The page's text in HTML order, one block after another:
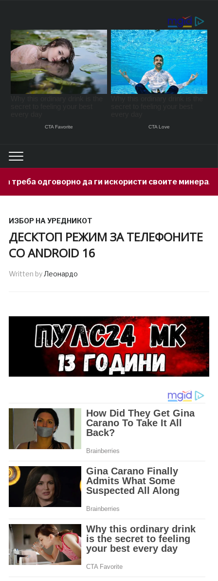
да ги искористи своите минерални богатства
ИЗБОР НА УРЕДНИКОТ
ДЕСКТОП РЕЖИМ ЗА ТЕЛЕФОНИТЕ
СО ANDROID 16
Written byЛеонардо